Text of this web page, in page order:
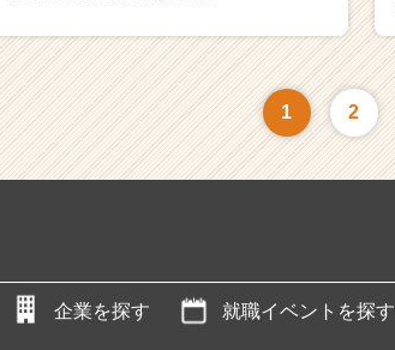
1 2
企業を探す 就職イベントを探す